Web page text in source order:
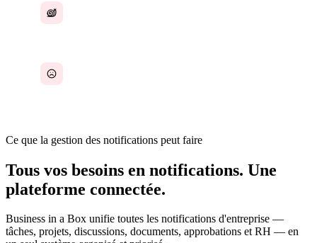
Ce que la gestion des notifications peut faire
Tous vos besoins en notifications. Une
plateforme connectée.
Business in a Box unifie toutes les notifications d'entreprise —
tâches, projets, discussions, documents, approbations et RH — en